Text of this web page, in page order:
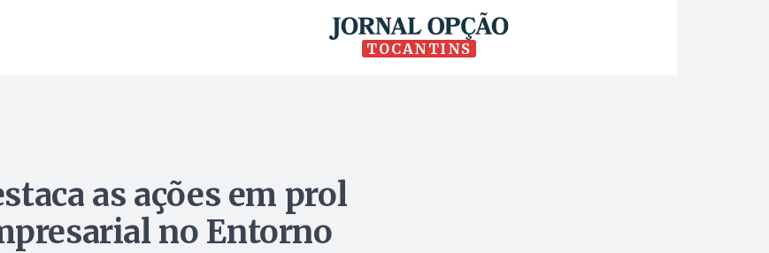
TOCANTINS
as ações em prol
no Entorno